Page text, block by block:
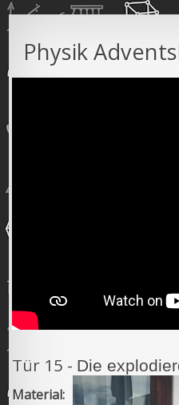
Physik
Tür 15 - Die
Material: